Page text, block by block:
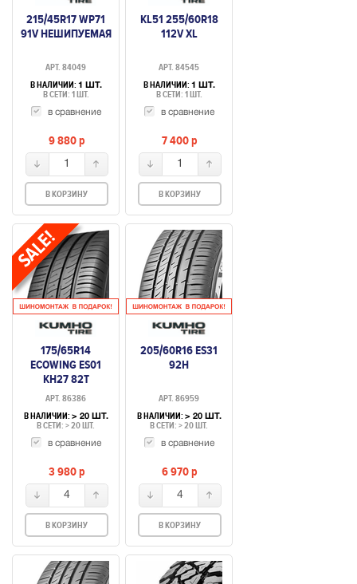
215/45R17 WP71
91V НЕШИПУЕМАЯ
АРТ. 84049
В НАЛИЧИИ: 1 ШТ.
В СЕТИ: 1 ШТ.
в сравнение
9 880p
1
В КОРЗИНУ
KL51 255/60R18
112V XL
АРТ. 84545
В НАЛИЧИИ: 1 ШТ.
В СЕТИ: 1 ШТ.
в сравнение
7 400p
1
В КОРЗИНУ
175/65R14
ECOWING ES01
KH27 82T
АРТ. 86386
В НАЛИЧИИ: > 20 ШТ.
В СЕТИ: > 20 ШТ.
в сравнение
3 980p
4
В КОРЗИНУ
205/60R16 ES31
92H
АРТ. 86959
В НАЛИЧИИ: > 20 ШТ.
В СЕТИ: > 20 ШТ.
в сравнение
6 970p
4
В КОРЗИНУ